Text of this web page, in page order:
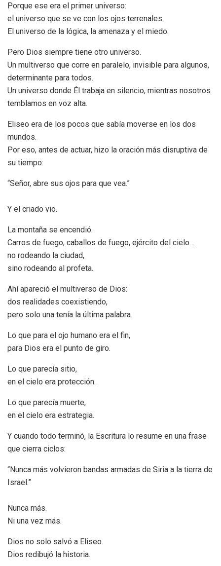
Porque ese era el primer universo:
el universo que se ve con los ojos terrenales.
El universo de la lógica, la amenaza y el miedo.
Pero Dios siempre tiene otro universo.
Un multiverso que corre en paralelo, invisible para algunos,
determinante para todos.
Un universo donde Él trabaja en silencio, mientras nosotros
temblamos en voz alta.
Eliseo era de los pocos que sabía moverse en los dos
mundos.
Por eso, antes de actuar, hizo la oración más disruptiva de
su tiempo:
“Señor, abre sus ojos para que vea.”
Y el criado vio.
La montaña se encendió.
Carros de fuego, caballos de fuego, ejército del cielo…
no rodeando la ciudad,
sino rodeando al profeta.
Ahí apareció el multiverso de Dios:
dos realidades coexistiendo,
pero solo una tenía la última palabra.
Lo que para el ojo humano era el fin,
para Dios era el punto de giro.
Lo que parecía sitio,
en el cielo era protección.
Lo que parecía muerte,
en el cielo era estrategia.
Y cuando todo terminó, la Escritura lo resume en una frase
que cierra ciclos:
“Nunca más volvieron bandas armadas de Siria a la tierra de
Israel.”
Nunca más.
Ni una vez más.
Dios no solo salvó a Eliseo.
Dios redibujó la historia.